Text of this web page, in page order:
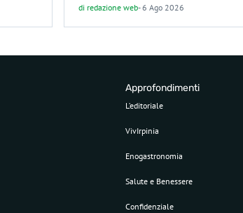
di redazione web-6 Ago 2026
Approfondimenti
L’editoriale
VivIrpinia
Enogastronomia
Salute e Benessere
Confidenziale